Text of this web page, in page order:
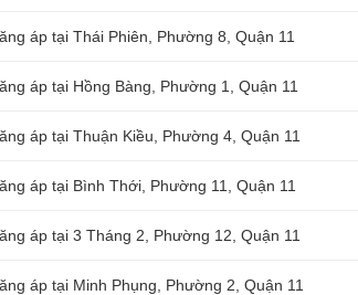
áp tại Thái Phiên, Phường 8, Quận 11
áp tại Hồng Bàng, Phường 1, Quận 11
áp tại Thuận Kiều, Phường 4, Quận 11
áp tại Bình Thới, Phường 11, Quận 11
áp tại 3 Tháng 2, Phường 12, Quận 11
áp tại Minh Phụng, Phường 2, Quận 11